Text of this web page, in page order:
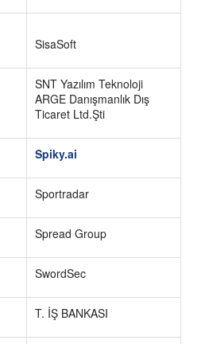
SisaSoft
SNT Yazılım Teknoloji
ARGE Danışmanlık Dış
Ticaret Ltd.Şti
Spiky.ai
Sportradar
Spread Group
SwordSec
T. İŞ BANKASI